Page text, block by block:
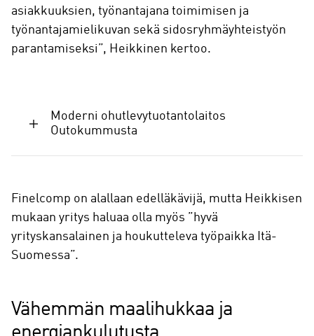
asiakkuuksien, työnantajana toimimisen ja
työnantajamielikuvan sekä sidosryhmäyhteistyön
parantamiseksi”, Heikkinen kertoo.
Moderni ohutlevytuotantolaitos
Outokummusta
Finelcomp on alallaan edelläkävijä, mutta Heikkisen
mukaan yritys haluaa olla myös ”hyvä
yrityskansalainen ja houkutteleva työpaikka Itä-
Suomessa”.
Vähemmän maalihukkaa ja